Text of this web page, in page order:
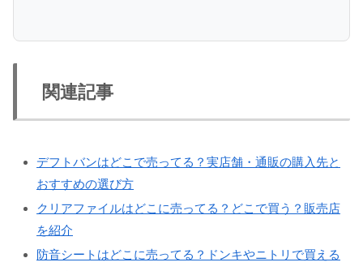
関連記事
デフトバンはどこで売ってる？実店舗・通販の購入先と
おすすめの選び方
クリアファイルはどこに売ってる？どこで買う？販売店
を紹介
防音シートはどこに売ってる？ドンキやニトリで買える